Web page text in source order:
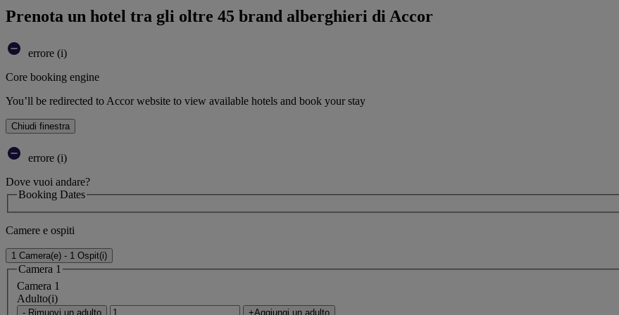
Prenota un hotel tra gli oltre 45 brand alberghieri di Accor
errore (i)
Core booking engine
You’ll be redirected to Accor website to view available hotels and book your stay
Chiudi finestra
errore (i)
Dove vuoi andare?
Booking Dates
Camere e ospiti
1 Camera(e) - 1 Ospit(i)
Camera 1
Camera 1
Adulto(i)
- Rimuovi un adulto +Aggiungi un adulto